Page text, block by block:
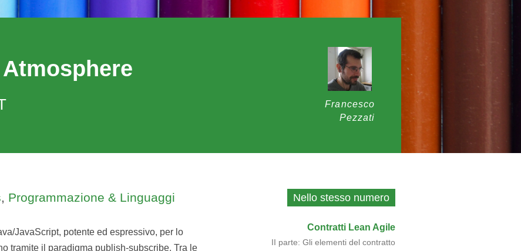
Francesco
Pezzati
, Programmazione & Linguaggi
JavaScript, potente ed espressivo, per lo
tramite il paradigma publish-subscribe. Tra le
Nello stesso numero
Contratti Lean Agile
II parte: Gli elementi del contratto